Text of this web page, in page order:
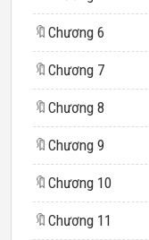
🔖 Chương 6
🔖 Chương 7
🔖 Chương 8
🔖 Chương 9
🔖 Chương 10
🔖 Chương 11